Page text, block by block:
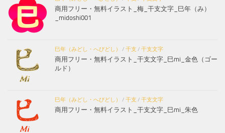
商用フリー・無料イラスト_梅_干支文字_巳年（み）
_midoshi001
巳年（みどし・へびどし） / 干支 / 干支文字
商用フリー・無料イラスト_干支文字_巳mi_金色（ゴー
ルド）
巳年（みどし・へびどし） / 干支 / 干支文字
商用フリー・無料イラスト_干支文字_巳mi_朱色